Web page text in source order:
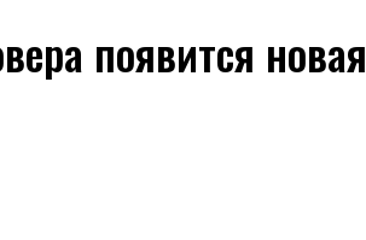
появится новая